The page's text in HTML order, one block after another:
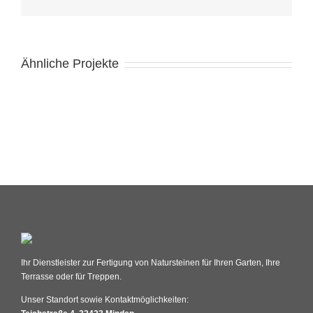
Ähnliche Projekte
Ihr Dienstleister zur Fertigung von Natursteinen für Ihren Garten, Ihre
Terrasse oder für Treppen.
Unser Standort sowie Kontaktmöglichkeiten: